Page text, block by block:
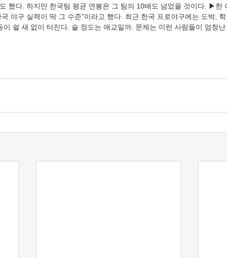
했다. 하지만 한국팀 평균 연봉은 그 팀의 10배도 넘었을 것이다. ▶한
야구 실력이 딱 그 수준”이라고 했다. 최근 한국 프로야구에는 도박,
이 쉴 새 없이 터진다. 술 정도는 애교일까. 문제는 이런 사람들이 엄청